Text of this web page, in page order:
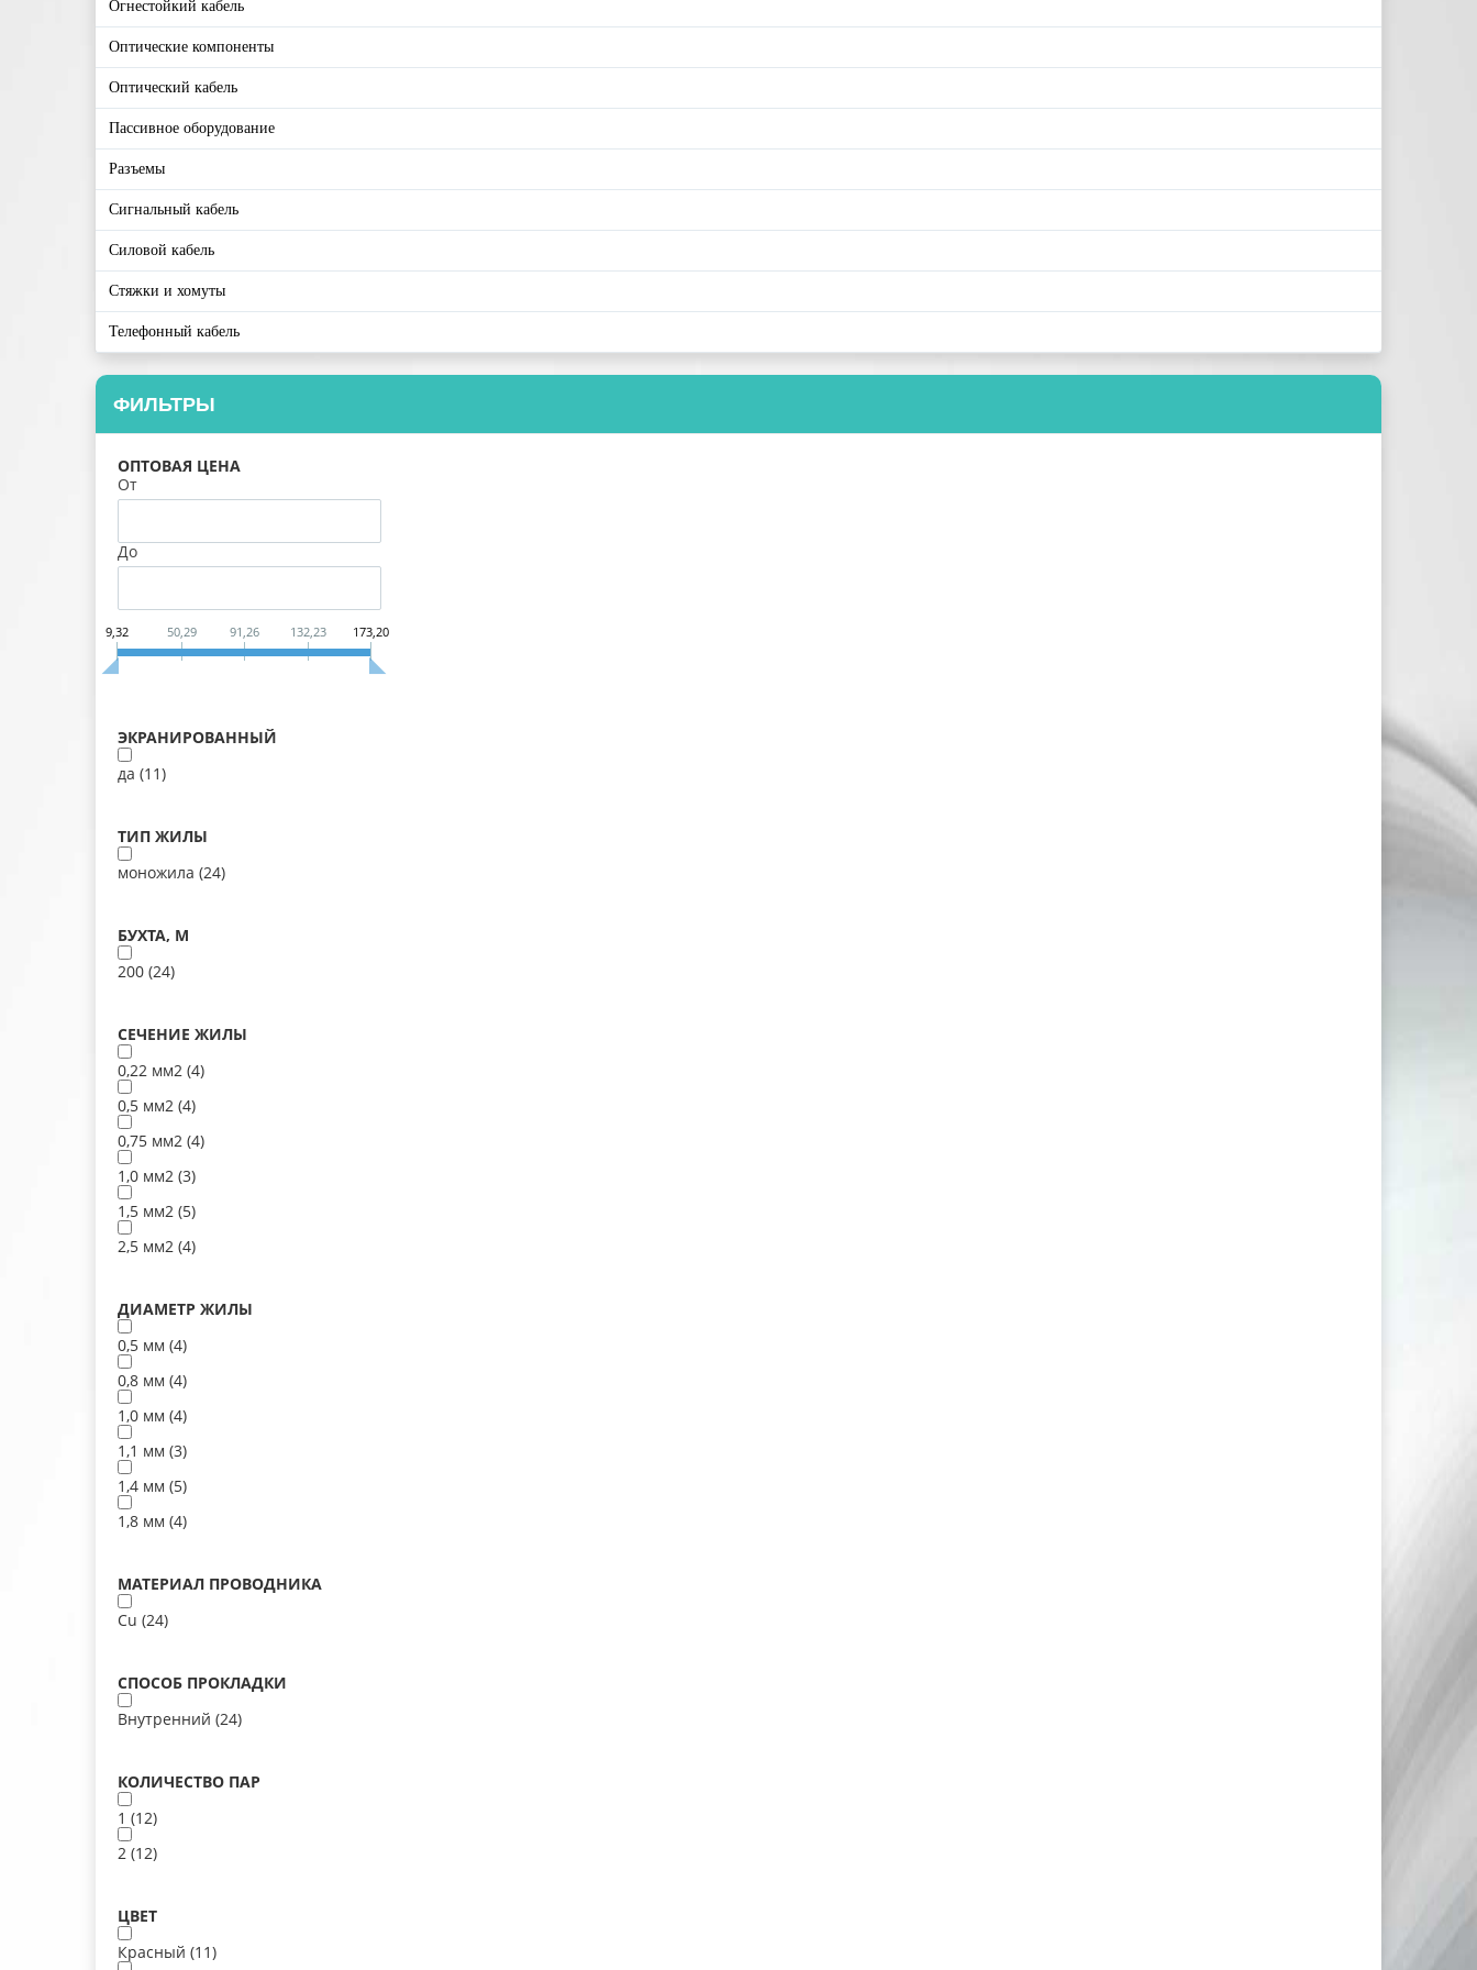
Огнестойкий кабель
Оптические компоненты
Оптический кабель
Пассивное оборудование
Разъемы
Сигнальный кабель
Силовой кабель
Стяжки и хомуты
Телефонный кабель
ФИЛЬТРЫ
ОПТОВАЯ ЦЕНА
От
До
9,32 50,29 91,26 132,23 173,20
ЭКРАНИРОВАННЫЙ
да (11)
ТИП ЖИЛЫ
моножила (24)
БУХТА, М
200 (24)
СЕЧЕНИЕ ЖИЛЫ
0,22 мм2 (4)
0,5 мм2 (4)
0,75 мм2 (4)
1,0 мм2 (3)
1,5 мм2 (5)
2,5 мм2 (4)
ДИАМЕТР ЖИЛЫ
0,5 мм (4)
0,8 мм (4)
1,0 мм (4)
1,1 мм (3)
1,4 мм (5)
1,8 мм (4)
МАТЕРИАЛ ПРОВОДНИКА
Cu (24)
СПОСОБ ПРОКЛАДКИ
Внутренний (24)
КОЛИЧЕСТВО ПАР
1 (12)
2 (12)
ЦВЕТ
Красный (11)